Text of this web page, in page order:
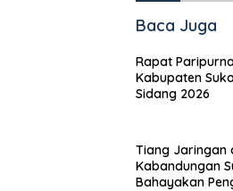
Baca Juga
Rapat
Kabupaten
Sidang 2026
Tiang Jaringan
Kabandungan
Bahayakan